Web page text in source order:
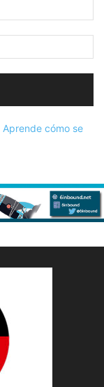
Aprende cómo se